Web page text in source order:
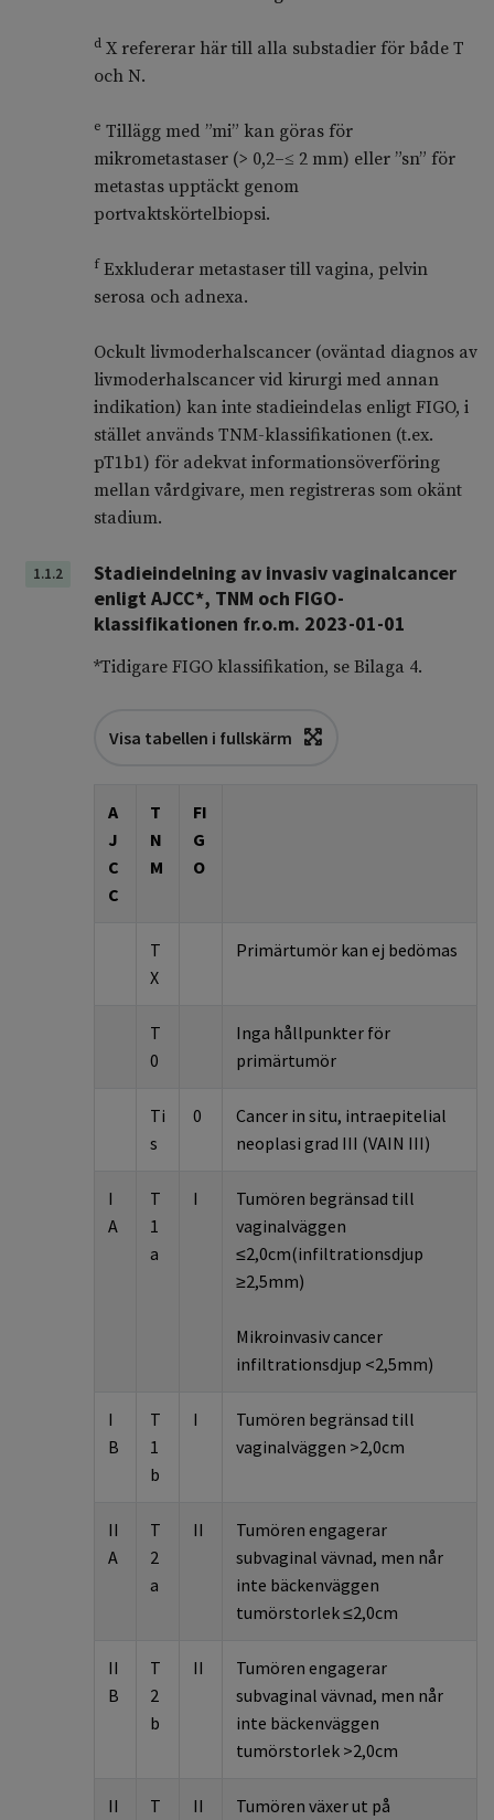
dX refererar här till alla substadier för både T
och N.
e Tillägg med ”mi” kan göras för
mikrometastaser (> 0,2–≤ 2 mm) eller ”sn” för
metastas upptäckt genom
portvaktskörtelbiopsi.
fExkluderar metastaser till vagina, pelvin
serosa och adnexa.
Ockult livmoderhalscancer (oväntad diagnos av
livmoderhalscancer vid kirurgi med annan
indikation) kan inte stadieindelas enligt FIGO, i
stället används TNM-klassifikationen (t.ex.
pT1b1) för adekvat informationsöverföring
mellan vårdgivare, men registreras som okänt
stadium.
1.1.2
Stadieindelning av invasiv vaginalcancer
enligt AJCC*, TNM och FIGO-
klassifikationen fr.o.m. 2023-01-01
*Tidigare FIGO klassifikation, se Bilaga 4.
Visa tabellen i fullskärm
A
J
C
C
T
N
M
FI
G
O
T
X
Primärtumör kan ej bedömas
T
0
Inga hållpunkter för
primärtumör
Ti
s
0
Cancer in situ, intraepitelial
neoplasi grad III (VAIN III)
I
A
T
1
a
I
Tumören begränsad till
vaginalväggen
≤2,0cm(infiltrationsdjup
≥2,5mm)
Mikroinvasiv cancer
infiltrationsdjup <2,5mm)
I
B
T
1
b
I
Tumören begränsad till
vaginalväggen >2,0cm
II
A
T
2
a
II
Tumören engagerar
subvaginal vävnad, men når
inte bäckenväggen
tumörstorlek ≤2,0cm
II
B
T
2
b
II
Tumören engagerar
subvaginal vävnad, men når
inte bäckenväggen
tumörstorlek >2,0cm
II
T
II
Tumören växer ut på